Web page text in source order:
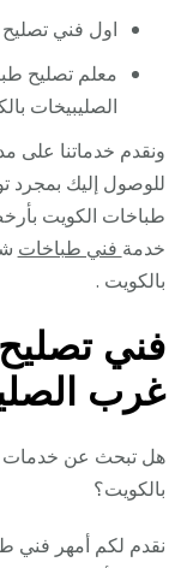
اول فني
معلم تصليح
الصليبيخات
ونقدم خدماتنا على
للوصول إليك بمجرد
طباخات الكويت
خدمة فني طباخات
بالكويت .
فني
غرب
هل تبحث عن خدمات
بالكويت؟
نقدم لكم أمهر فني